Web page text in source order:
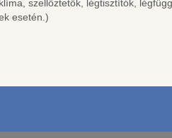
szellőztetők, légtisztítók,
esetén.)